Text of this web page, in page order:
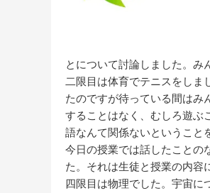
とについて討論しました。み
二限目は体育でテニスをしま
たのですが待っている間はみ
することはなく、むしろ遊ぶ
語なんて関係ないということ
今日の授業では話したことの
た。それは生徒と授業の内容
四限目は物理でした。宇宙に